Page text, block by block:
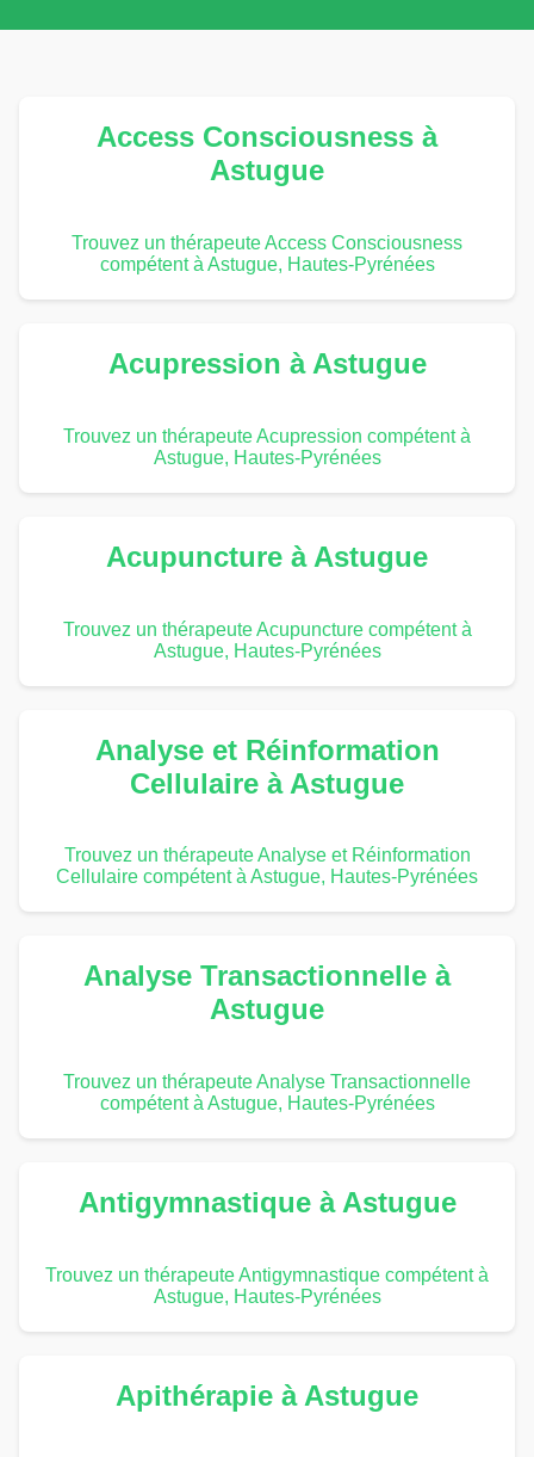
Access Consciousness à
Astugue
Trouvez un thérapeute Access Consciousness
compétent à Astugue, Hautes-Pyrénées
Acupression à Astugue
Trouvez un thérapeute Acupression compétent à
Astugue, Hautes-Pyrénées
Acupuncture à Astugue
Trouvez un thérapeute Acupuncture compétent à
Astugue, Hautes-Pyrénées
Analyse et Réinformation
Cellulaire à Astugue
Trouvez un thérapeute Analyse et Réinformation
Cellulaire compétent à Astugue, Hautes-Pyrénées
Analyse Transactionnelle à
Astugue
Trouvez un thérapeute Analyse Transactionnelle
compétent à Astugue, Hautes-Pyrénées
Antigymnastique à Astugue
Trouvez un thérapeute Antigymnastique compétent à
Astugue, Hautes-Pyrénées
Apithérapie à Astugue